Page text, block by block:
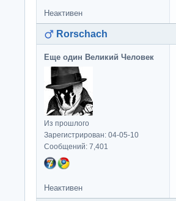
Неактивен
Rorschach
Еще один Великий Человек
Из прошлого
Зарегистрирован: 04-05-10
Сообщений: 7,401
Неактивен